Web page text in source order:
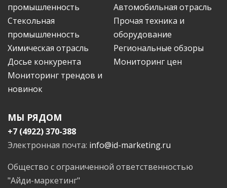
промышленность
Автомобильная отрасль
Стекольная
промышленность
Прочая техника и
оборудование
Химическая отрасль
Региональные обзоры
Досье конкурента
Мониторинг цен
Мониторинг трендов и
новинок
МЫ РЯДОМ
+7 (4922) 370-388
Электронная почта: info@id-marketing.ru
Общество с ограниченной ответственностью
"Айди-маркетинг"